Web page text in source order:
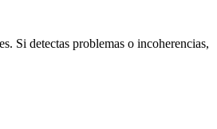
Si detectas problemas o incoherencias,